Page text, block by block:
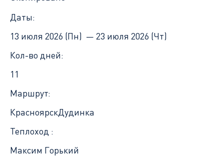
Даты:
13 июля 2026 (Пн) — 23 июля 2026 (Чт)
Кол-во дней:
11
Маршрут:
КрасноярскДудинка
Теплоход :
Максим Горький